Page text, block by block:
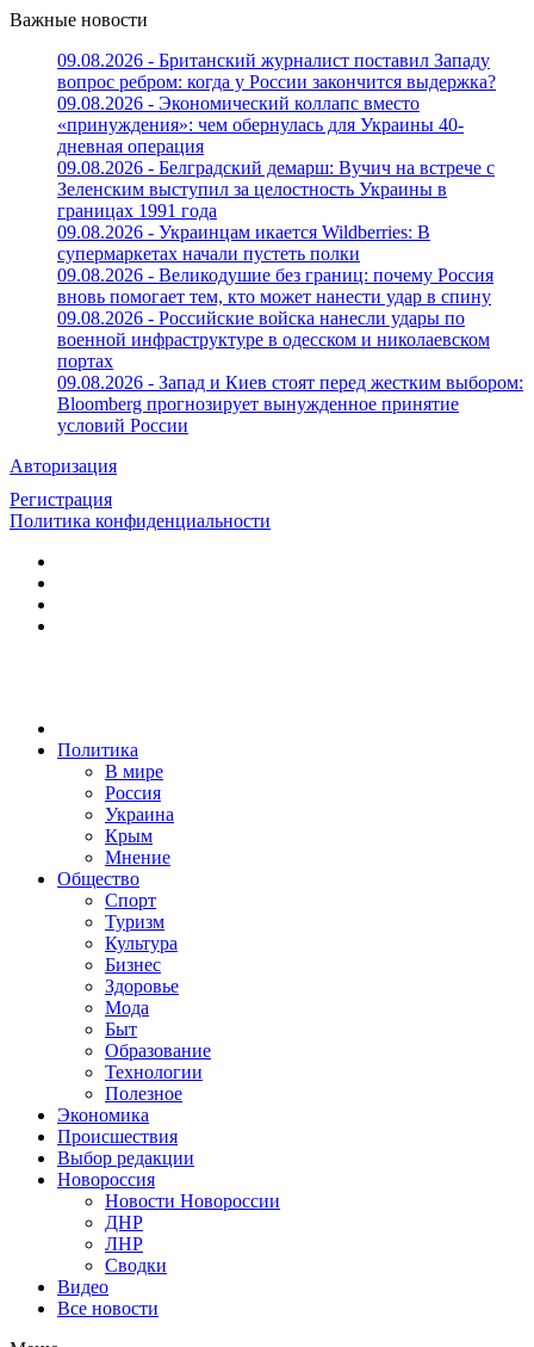
Важные новости
09.08.2026 - Британский журналист поставил Западу
вопрос ребром: когда у России закончится выдержка?
09.08.2026 - Экономический коллапс вместо
«принуждения»: чем обернулась для Украины 40-
дневная операция
09.08.2026 - Белградский демарш: Вучич на встрече с
Зеленским выступил за целостность Украины в
границах 1991 года
09.08.2026 - Украинцам икается Wildberries: В
супермаркетах начали пустеть полки
09.08.2026 - Великодушие без границ: почему Россия
вновь помогает тем, кто может нанести удар в спину
09.08.2026 - Российские войска нанесли удары по
военной инфраструктуре в одесском и николаевском
портах
09.08.2026 - Запад и Киев стоят перед жестким выбором:
Bloomberg прогнозирует вынужденное принятие
условий России
Авторизация
Регистрация
Политика конфиденциальности
Политика
В мире
Россия
Украина
Крым
Мнение
Общество
Спорт
Туризм
Культура
Бизнес
Здоровье
Мода
Быт
Образование
Технологии
Полезное
Экономика
Происшествия
Выбор редакции
Новороссия
Новости Новороссии
ДНР
ЛНР
Сводки
Видео
Все новости